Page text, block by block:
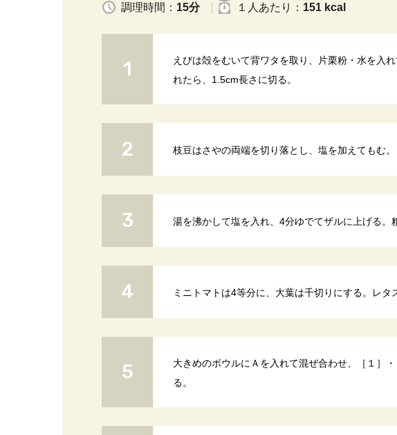
調理時間： 15分 １人 あたり ： 151 kcal
えびは殻をむいて背ワタを取り、片栗粉・水を入
れたら、1.5cm長さに切る。
枝豆はさやの両端を切り落とし、塩を加えてもむ。
湯を沸かして塩を入れ、4分ゆでてザルに上げる。
ミニトマトは4等分に、大葉は千切りにする。レタ
大きめのボウルにＡを入れて混ぜ合わせ、［１］
る。